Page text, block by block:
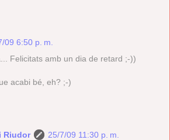
09 6:50 p. m.
Felicitats amb un dia de retard ;-))
acabi bé, eh? ;-)
Riudor
25/7/09 11:30 p. m.